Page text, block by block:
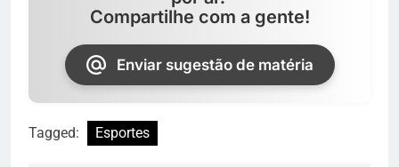
Compartilhe com a gente!
Enviar sugestão de matéria
Tagged: Esportes